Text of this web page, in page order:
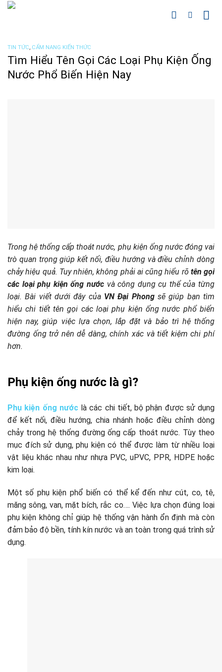
Chuyển
dungTIN TỨC, CẨM NANG KIẾN THỨC
Tìm Hiểu Tên Gọi Các Loại Phụ Kiện Ống
Nước Phổ Biến Hiện Nay
Trong hệ thống cấp thoát nước, phụ kiện ống nước đóng vai
trò quan trọng giúp kết nối, điều hướng và điều chỉnh dòng
chảy hiệu quả. Tuy nhiên, không phải ai cũng hiểu rõ tên gọi
các loại phụ kiện ống nướcvà công dụng cụ thể của từng
loại. Bài viết dưới đây của VN Đại Phong sẽ giúp bạn tìm
hiểu chi tiết tên gọi các loại phụ kiện ống nước phổ biến
hiện nay, giúp việc lựa chọn, lắp đặt và bảo trì hệ thống
đường ống trở nên dễ dàng, chính xác và tiết kiệm chi phí
hơn.
Phụ kiện ống nước là gì?
Phụ kiện ống nước là các chi tiết, bộ phận được sử dụng
để kết nối, điều hướng, chia nhánh hoặc điều chỉnh dòng
chảy trong hệ thống đường ống cấp thoát nước. Tùy theo
mục đích sử dụng, phụ kiện có thể được làm từ nhiều loại
vật liệu khác nhau như nhựa PVC, uPVC, PPR, HDPE hoặc
kim loại.
Một số phụ kiện phổ biến có thể kể đến như cút, co, tê,
măng sông, van, mặt bích, rắc co…. Việc lựa chọn đúng loại
phụ kiện không chỉ giúp hệ thống vận hành ổn định mà còn
đảm bảo độ bền, tính kín nước và an toàn trong quá trình sử
dụng.